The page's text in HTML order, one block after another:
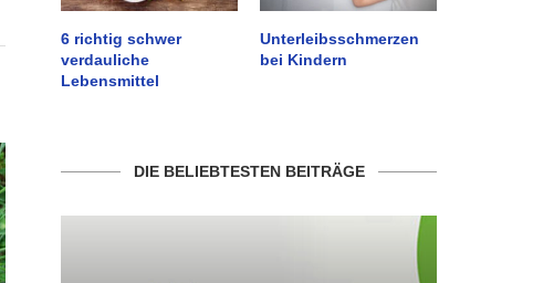
6 richtig schwer
verdauliche
Lebensmittel
Unterleibsschmerzen
bei Kindern
DIE BELIEBTESTEN BEITRÄGE